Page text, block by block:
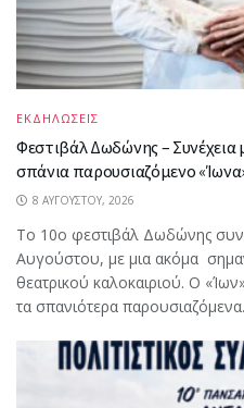
ΕΚΔΗΛΩΣΕΙΣ
Φεστιβάλ Δωδώνης –
σπάνια παρουσιαζόμενο
8 ΑΥΓΟΎΣΤΟΥ, 2026
Το 10ο φεστιβάλ Δωδώνης
Αυγούστου, με μια ακόμα
θεατρικού καλοκαιριού. Ο
τα σπανιότερα